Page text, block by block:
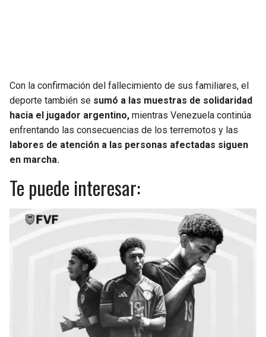
Con la confirmación del fallecimiento de sus familiares, el
deporte también se sumó a las muestras de solidaridad
hacia el jugador argentino, mientras Venezuela continúa
enfrentando las consecuencias de los terremotos y las
labores de atención a las personas afectadas siguen
en marcha.
Te puede interesar: